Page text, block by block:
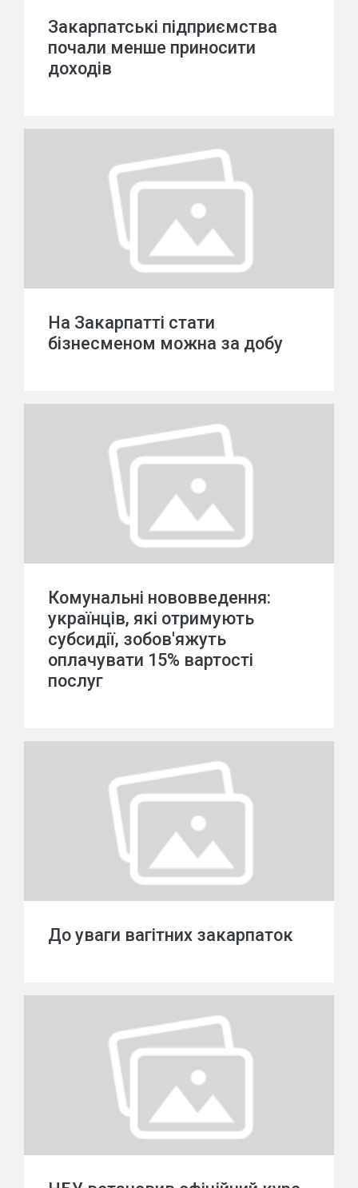
Закарпатські підприємства
почали менше приносити
доходів
На Закарпатті стати
бізнесменом можна за добу
Комунальні нововведення:
українців, які отримують
субсидії, зобов'яжуть
оплачувати 15% вартості
послуг
До уваги вагітних закарпаток